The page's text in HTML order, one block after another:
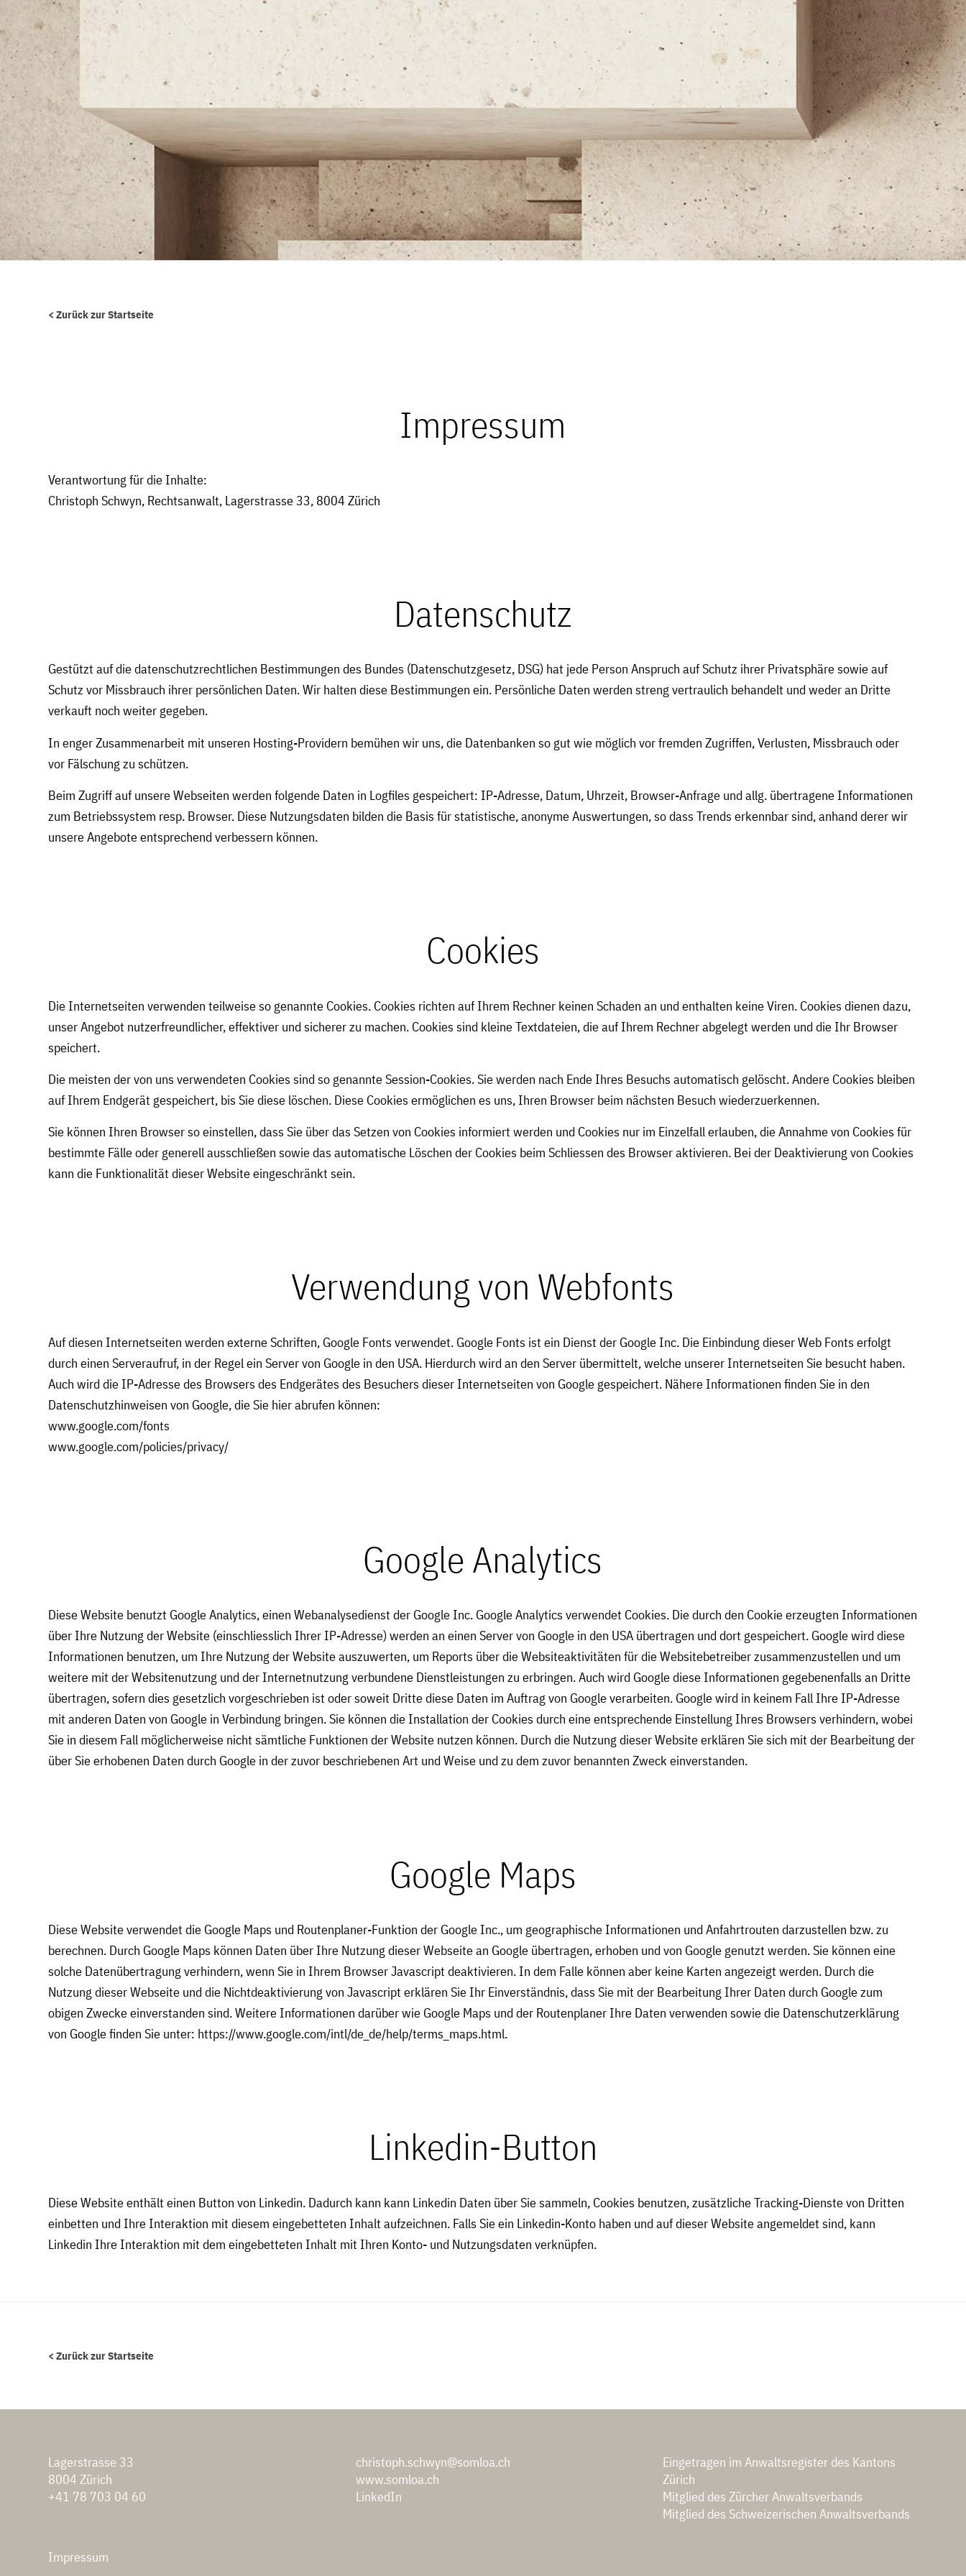
< Zurück zur Startseite
Impressum
Verantwortung für die Inhalte:
Christoph Schwyn, Rechtsanwalt, Lagerstrasse 33, 8004 Zürich
Datenschutz
Gestützt auf die datenschutzrechtlichen Bestimmungen des Bundes (Datenschutzgesetz, DSG) hat jede Person Anspruch auf Schutz ihrer Privatsphäre sowie auf
Schutz vor Missbrauch ihrer persönlichen Daten. Wir halten diese Bestimmungen ein. Persönliche Daten werden streng vertraulich behandelt und weder an Dritte
verkauft noch weiter gegeben.
In enger Zusammenarbeit mit unseren Hosting-Providern bemühen wir uns, die Datenbanken so gut wie möglich vor fremden Zugriffen, Verlusten, Missbrauch oder
vor Fälschung zu schützen.
Beim Zugriff auf unsere Webseiten werden folgende Daten in Logfiles gespeichert: IP-Adresse, Datum, Uhrzeit, Browser-Anfrage und allg. übertragene Informationen
zum Betriebssystem resp. Browser. Diese Nutzungsdaten bilden die Basis für statistische, anonyme Auswertungen, so dass Trends erkennbar sind, anhand derer wir
unsere Angebote entsprechend verbessern können.
Cookies
Die Internetseiten verwenden teilweise so genannte Cookies. Cookies richten auf Ihrem Rechner keinen Schaden an und enthalten keine Viren. Cookies dienen dazu,
unser Angebot nutzerfreundlicher, effektiver und sicherer zu machen. Cookies sind kleine Textdateien, die auf Ihrem Rechner abgelegt werden und die Ihr Browser
speichert.
Die meisten der von uns verwendeten Cookies sind so genannte Session-Cookies. Sie werden nach Ende Ihres Besuchs automatisch gelöscht. Andere Cookies bleiben
auf Ihrem Endgerät gespeichert, bis Sie diese löschen. Diese Cookies ermöglichen es uns, Ihren Browser beim nächsten Besuch wiederzuerkennen.
Sie können Ihren Browser so einstellen, dass Sie über das Setzen von Cookies informiert werden und Cookies nur im Einzelfall erlauben, die Annahme von Cookies für
bestimmte Fälle oder generell ausschließen sowie das automatische Löschen der Cookies beim Schliessen des Browser aktivieren. Bei der Deaktivierung von Cookies
kann die Funktionalität dieser Website eingeschränkt sein.
Verwendung von Webfonts
Auf diesen Internetseiten werden externe Schriften, Google Fonts verwendet. Google Fonts ist ein Dienst der Google Inc. Die Einbindung dieser Web Fonts erfolgt
durch einen Serveraufruf, in der Regel ein Server von Google in den USA. Hierdurch wird an den Server übermittelt, welche unserer Internetseiten Sie besucht haben.
Auch wird die IP-Adresse des Browsers des Endgerätes des Besuchers dieser Internetseiten von Google gespeichert. Nähere Informationen finden Sie in den
Datenschutzhinweisen von Google, die Sie hier abrufen können:
www.google.com/fonts
www.google.com/policies/privacy/
Google Analytics
Diese Website benutzt Google Analytics, einen Webanalysedienst der Google Inc. Google Analytics verwendet Cookies. Die durch den Cookie erzeugten Informationen
über Ihre Nutzung der Website (einschliesslich Ihrer IP-Adresse) werden an einen Server von Google in den USA übertragen und dort gespeichert. Google wird diese
Informationen benutzen, um Ihre Nutzung der Website auszuwerten, um Reports über die Websiteaktivitäten für die Websitebetreiber zusammenzustellen und um
weitere mit der Websitenutzung und der Internetnutzung verbundene Dienstleistungen zu erbringen. Auch wird Google diese Informationen gegebenenfalls an Dritte
übertragen, sofern dies gesetzlich vorgeschrieben ist oder soweit Dritte diese Daten im Auftrag von Google verarbeiten. Google wird in keinem Fall Ihre IP-Adresse
mit anderen Daten von Google in Verbindung bringen. Sie können die Installation der Cookies durch eine entsprechende Einstellung Ihres Browsers verhindern, wobei
Sie in diesem Fall möglicherweise nicht sämtliche Funktionen der Website nutzen können. Durch die Nutzung dieser Website erklären Sie sich mit der Bearbeitung der
über Sie erhobenen Daten durch Google in der zuvor beschriebenen Art und Weise und zu dem zuvor benannten Zweck einverstanden.
Google Maps
Diese Website verwendet die Google Maps und Routenplaner-Funktion der Google Inc., um geographische Informationen und Anfahrtrouten darzustellen bzw. zu
berechnen. Durch Google Maps können Daten über Ihre Nutzung dieser Webseite an Google übertragen, erhoben und von Google genutzt werden. Sie können eine
solche Datenübertragung verhindern, wenn Sie in Ihrem Browser Javascript deaktivieren. In dem Falle können aber keine Karten angezeigt werden. Durch die
Nutzung dieser Webseite und die Nichtdeaktivierung von Javascript erklären Sie Ihr Einverständnis, dass Sie mit der Bearbeitung Ihrer Daten durch Google zum
obigen Zwecke einverstanden sind. Weitere Informationen darüber wie Google Maps und der Routenplaner Ihre Daten verwenden sowie die Datenschutzerklärung
von Google finden Sie unter: https://www.google.com/intl/de_de/help/terms_maps.html.
Linkedin-Button
Diese Website enthält einen Button von Linkedin. Dadurch kann kann Linkedin Daten über Sie sammeln, Cookies benutzen, zusätzliche Tracking-Dienste von Dritten
einbetten und Ihre Interaktion mit diesem eingebetteten Inhalt aufzeichnen. Falls Sie ein Linkedin-Konto haben und auf dieser Website angemeldet sind, kann
Linkedin Ihre Interaktion mit dem eingebetteten Inhalt mit Ihren Konto- und Nutzungsdaten verknüpfen.
< Zurück zur Startseite
Lagerstrasse 33
8004 Zürich
+41 78 703 04 60
Impressum
christoph.schwyn@somloa.ch
www.somloa.ch
LinkedIn
Eingetragen im Anwaltsregister des Kantons
Zürich
Mitglied des Zürcher Anwaltsverbands
Mitglied des Schweizerischen Anwaltsverbands